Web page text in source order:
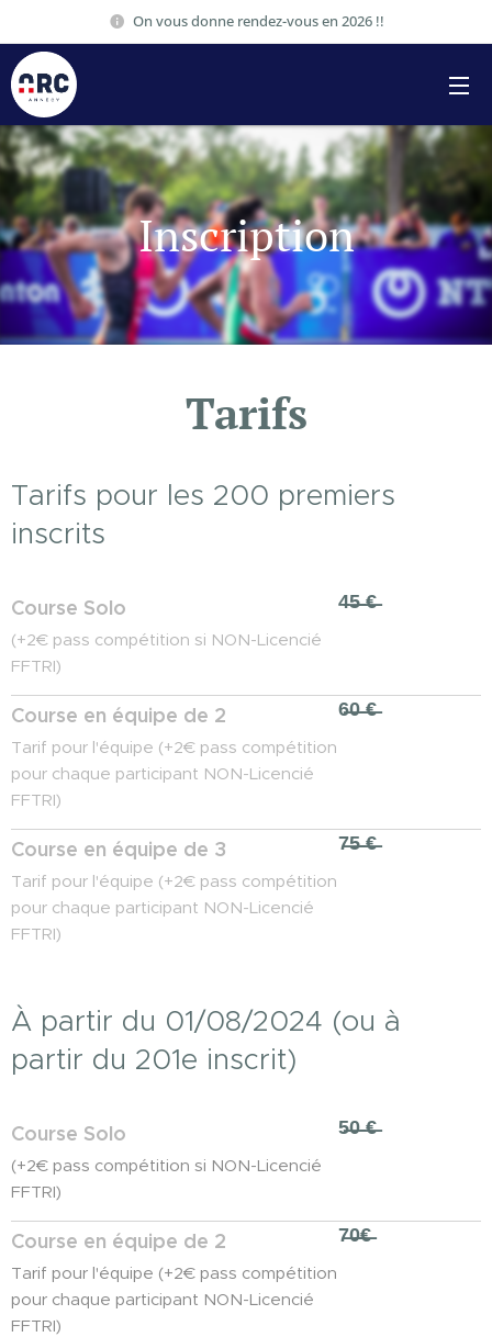
On vous donne rendez-vous en 2026 !!
Inscription
Tarifs
Tarifs pour les 200 premiers
inscrits
Course Solo
(+2€ pass compétition si NON-Licencié
FFTRI)
4̶5̶ ̶€̶
Course en équipe de 2
Tarif pour l'équipe (+2€ pass compétition
pour chaque participant NON-Licencié
FFTRI)
6̶0̶ ̶€̶
Course en équipe de 3
Tarif pour l'équipe (+2€ pass compétition
pour chaque participant NON-Licencié
FFTRI)
7̶5̶ ̶€̶
À partir du 01/08/2024 (ou à
partir du 201e inscrit)
Course Solo
(+2€ pass compétition si NON-Licencié
FFTRI)
5̶0̶ ̶€̶
Course en équipe de 2
Tarif pour l'équipe (+2€ pass compétition
pour chaque participant NON-Licencié
FFTRI)
7̶0̶̶̶€̶